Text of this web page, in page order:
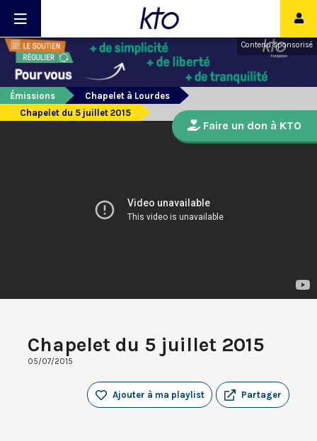
Contenu sponsorisé
Émissions
Chapelet à Lourdes
Chapelet du 5 juillet 2015
Chapelet du 5 juillet 2015
05/07/2015
Partager
Ajouter à ma playlist
Faire un don à KTO